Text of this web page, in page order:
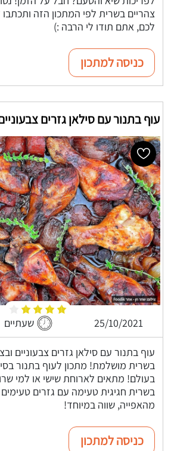
צהריים בשרית לפי המתכון הזה ותכתבו
לכם, אתם תודו לי הרבה :)
כניסה למתכון
עוף בתנור עם סילאן גזרים
25/10/2021 שעתיים
עוף בתנור עם סילאן גזרים צבעוניים
בשרית מושלמת! מתכון לעוף בתנור
בעולם! מתאים לארוחת שישי או למי
בשרית חגיגית טעימה עם גזרים
מהאפייה, שווה במיוחד!
כניסה למתכון